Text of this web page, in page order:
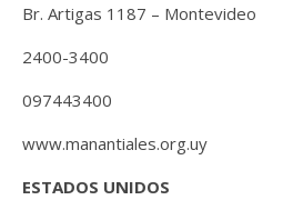
Br. Artigas 1187 – Montevideo
2400-3400
097443400
www.manantiales.org.uy
ESTADOS UNIDOS